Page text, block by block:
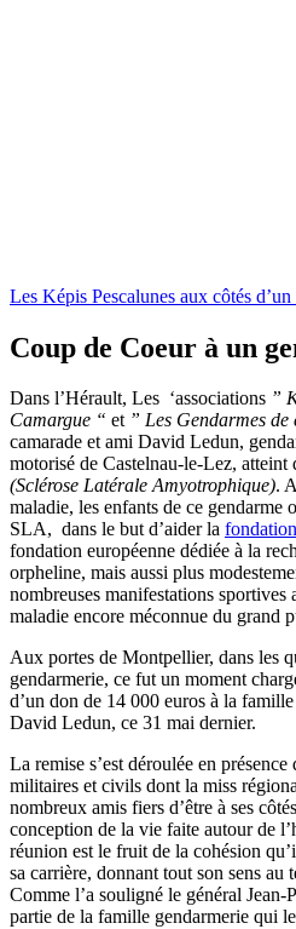
Les Képis Pescalunes aux côtés
Coup de Coeur à un
Dans l’Hérault, Les ‘associations ”
Camargue “ et ” Les Gendarmes
camarade et ami David Ledun,
motorisé de Castelnau-le-Lez, atteint
(Sclérose Latérale Amyotrophique).
maladie, les enfants de ce gendarme
SLA, dans le but d’aider la
fondation européenne dédiée à la
orpheline, mais aussi plus
nombreuses manifestations
maladie encore méconnue du grand
Aux portes de Montpellier, dans les
gendarmerie, ce fut un moment
d’un don de 14 000 euros à la
David Ledun, ce 31 mai dernier.
La remise s’est déroulée en
militaires et civils dont la miss
nombreux amis fiers d’être à ses
conception de la vie faite autour de
réunion est le fruit de la cohésion
sa carrière, donnant tout son sens au
Comme l’a souligné le général
partie de la famille gendarmerie qui